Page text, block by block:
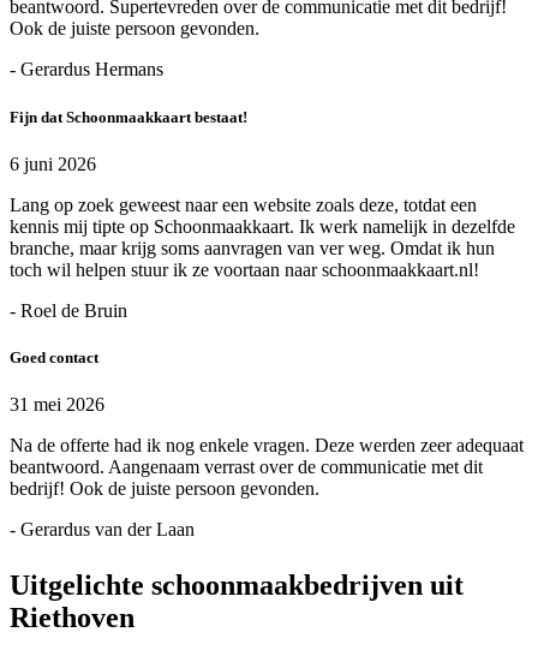
beantwoord. Supertevreden over de communicatie met dit bedrijf!
Ook de juiste persoon gevonden.
- Gerardus Hermans
Fijn dat Schoonmaakkaart bestaat!
6 juni 2026
Lang op zoek geweest naar een website zoals deze, totdat een
kennis mij tipte op Schoonmaakkaart. Ik werk namelijk in dezelfde
branche, maar krijg soms aanvragen van ver weg. Omdat ik hun
toch wil helpen stuur ik ze voortaan naar schoonmaakkaart.nl!
- Roel de Bruin
Goed contact
31 mei 2026
Na de offerte had ik nog enkele vragen. Deze werden zeer adequaat
beantwoord. Aangenaam verrast over de communicatie met dit
bedrijf! Ook de juiste persoon gevonden.
- Gerardus van der Laan
Uitgelichte schoonmaakbedrijven uit
Riethoven